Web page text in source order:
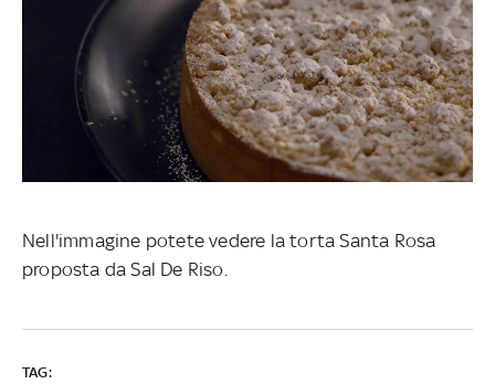
Nell'immagine potete vedere la torta Santa Rosa
proposta da Sal De Riso.
TAG: